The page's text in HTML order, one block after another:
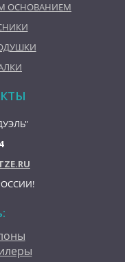
ОСНОВАНИЕМ